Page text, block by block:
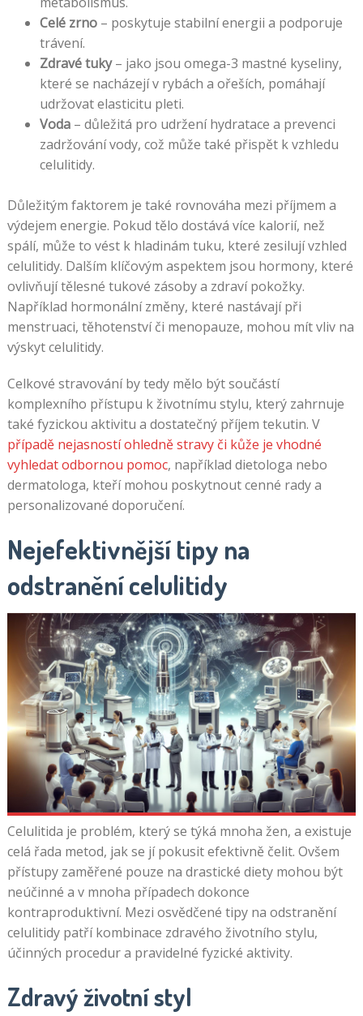
Celé zrno– poskytuje stabilní energii a podporuje
trávení.
Zdravé tuky– jako jsou omega-3 mastné kyseliny,
které se nacházejí v rybách a ořeších, pomáhají
udržovat elasticitu pleti.
Voda– důležitá pro udržení hydratace a prevenci
zadržování vody, což může také přispět k vzhledu
celulitidy.
Důležitým faktorem je také rovnováha mezi příjmem a
výdejem energie. Pokud tělo dostává více kalorií, než
spálí, může to vést k hladinám tuku, které zesilují vzhled
celulitidy. Dalším klíčovým aspektem jsou hormony, které
ovlivňují tělesné tukové zásoby a zdraví pokožky.
Například hormonální změny, které nastávají při
menstruaci, těhotenství či menopauze, mohou mít vliv na
výskyt celulitidy.
Celkové stravování by tedy mělo být součástí
komplexního přístupu k životnímu stylu, který zahrnuje
také fyzickou aktivitu a dostatečný příjem tekutin. V
případě nejasností ohledně stravy či kůže je vhodné
vyhledat odbornou pomoc, například dietologa nebo
dermatologa, kteří mohou poskytnout cenné rady a
personalizované doporučení.
Nejefektivnější tipy na
odstranění celulitidy
Celulitida je problém, který se týká mnoha žen, a existuje
celá řada metod, jak se jí pokusit efektivně čelit. Ovšem
přístupy zaměřené pouze na drastické diety mohou být
neúčinné a v mnoha případech dokonce
kontraproduktivní. Mezi osvědčené tipy na odstranění
celulitidy patří kombinace zdravého životního stylu,
účinných procedur a pravidelné fyzické aktivity.
Zdravý životní styl